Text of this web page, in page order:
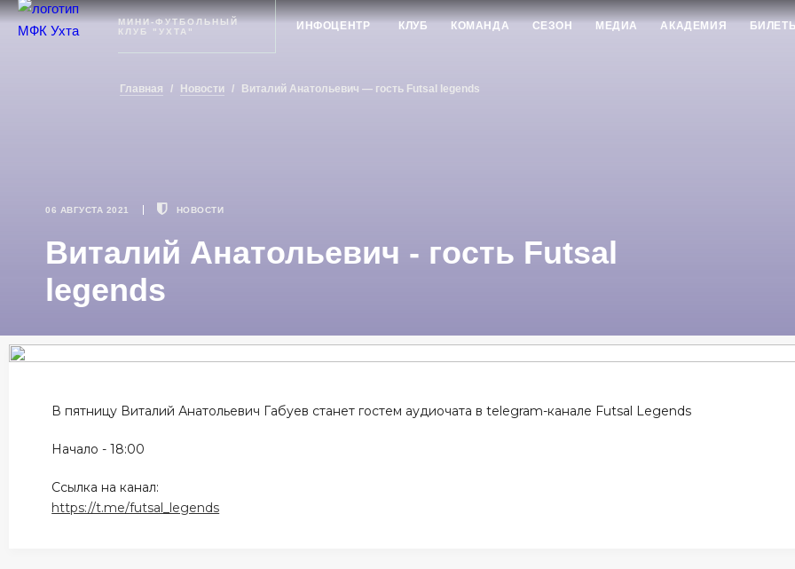
Ухта
МИНИ-ФУТБОЛЬНЫЙ
КЛУБ "УХТА"
ИНФОЦЕНТР КЛУБ КОМАНДА СЕЗОН МЕДИА АКАДЕМИЯ
Главная / Новости / Виталий Анатольевич — гость Futsal legends
06 АВГУСТА 2021 НОВОСТИ
Виталий Анатольевич - гость Futsal
legends
В пятницу Виталий Анатольевич Габуев станет гостем аудиочата в telegram-канале Futsal Legends
Начало - 18:00
Ссылка на канал:
https://t.me/futsal_legends